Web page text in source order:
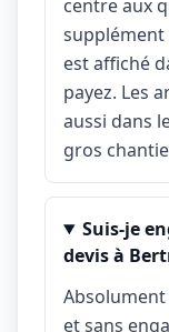
centre aux
est affiché
payez. Les
aussi dans
gros
Suis-je
devis à
Absolument
et sans